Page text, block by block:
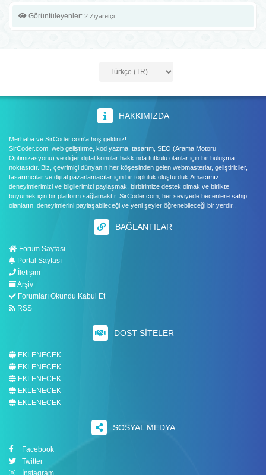
Görüntüleyenler: 2 Ziyaretçi
HAKKIMIZDA
Merhaba ve SirCoder.com'a hoş geldiniz!
SirCoder.com, web geliştirme, kod yazma, tasarım, SEO (Arama Motoru
Optimizasyonu) ve diğer dijital konular hakkında tutkulu olanlar için bir buluşma
noktasıdır. Biz, çevrimiçi dünyanın her köşesinden gelen webmasterlar, geliştiriciler,
tasarımcılar ve dijital pazarlamacılar için bir topluluk oluşturduk.Amacımız,
deneyimlerimizi ve bilgilerimizi paylaşmak, birbirimize destek olmak ve birlikte
büyümek için bir platform sağlamaktır. SirCoder.com, her seviyede becerilere sahip
olanların, deneyimlerini paylaşabileceği ve yeni şeyler öğrenebileceği bir yerdir..
BAĞLANTILAR
Forum Sayfası
Portal Sayfası
İletişim
Arşiv
Forumları Okundu Kabul Et
RSS
DOST SITELER
EKLENECEK
EKLENECEK
EKLENECEK
EKLENECEK
EKLENECEK
SOSYAL MEDYA
Facebook
Twitter
İnstagram